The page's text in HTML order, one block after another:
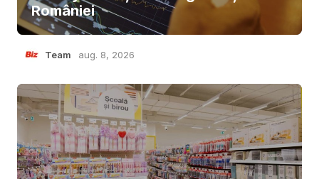
României
Team aug. 8, 2026